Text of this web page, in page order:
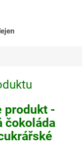
produkt -
čokoláda